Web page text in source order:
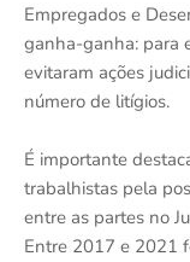
Empregados e
ganha-ganha: para
evitaram ações
número de litígios.
É importante
trabalhistas pela
entre as partes no
Entre 2017 e 2021